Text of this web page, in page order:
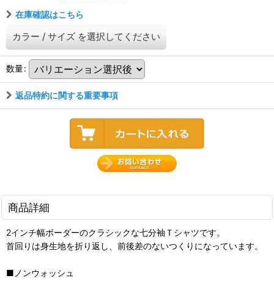
在庫確認はこちら
カラー / サイズ を選択してください
数量:
返品特約に関する重要事項
商品詳細
2インチ幅ボーダーのクラシックな七分袖Ｔシャツです。
首回りは身生地を折り返し、前後差のないつくりになっています。
■ノンウォッシュ